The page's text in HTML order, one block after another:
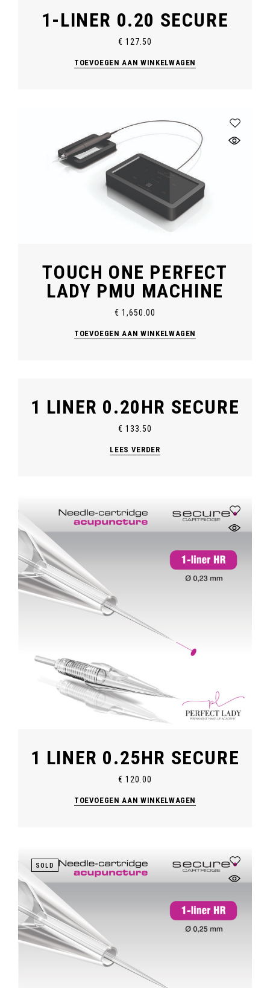
1-LINER 0.20 SECURE
€ 127.50
TOEVOEGEN AAN WINKELWAGEN
TOUCH ONE PERFECT
LADY PMU MACHINE
€ 1,650.00
TOEVOEGEN AAN WINKELWAGEN
1 LINER 0.20HR SECURE
€ 133.50
LEES VERDER
1 LINER 0.25HR SECURE
€ 120.00
TOEVOEGEN AAN WINKELWAGEN
SOLD